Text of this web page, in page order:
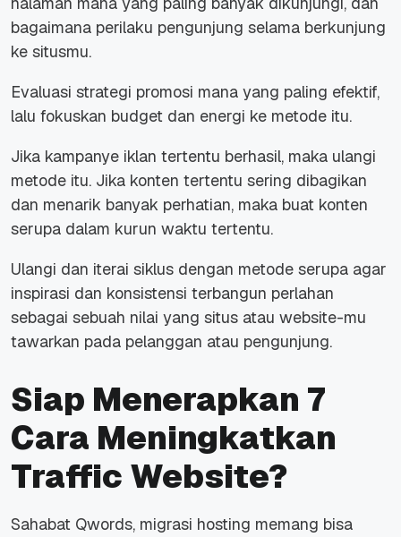
bagaimana perilaku pengunjung selama berkunjung
ke situsmu.
Evaluasi strategi promosi mana yang paling efektif,
lalu fokuskan budget dan energi ke metode itu.
Jika kampanye iklan tertentu berhasil, maka ulangi
metode itu. Jika konten tertentu sering dibagikan
dan menarik banyak perhatian, maka buat konten
serupa dalam kurun waktu tertentu.
Ulangi dan iterai siklus dengan metode serupa agar
inspirasi dan konsistensi terbangun perlahan
sebagai sebuah nilai yang situs atau website-mu
tawarkan pada pelanggan atau pengunjung.
Siap Menerapkan 7
Cara Meningkatkan
Traffic Website?
Sahabat Qwords, migrasi hosting memang bisa